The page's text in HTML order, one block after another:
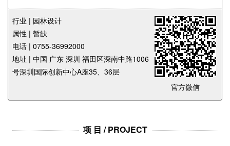
快速搜索
企业招聘
企业会员
广告投放
关于我们
官方微信
行业 | 园林设计
属性 | 暂缺
电话 | 0755-36992000
地址 | 中国 广东 深圳 福田区深南中路1006
号深圳国际创新中心A座35、36层
项 目 / PROJECT